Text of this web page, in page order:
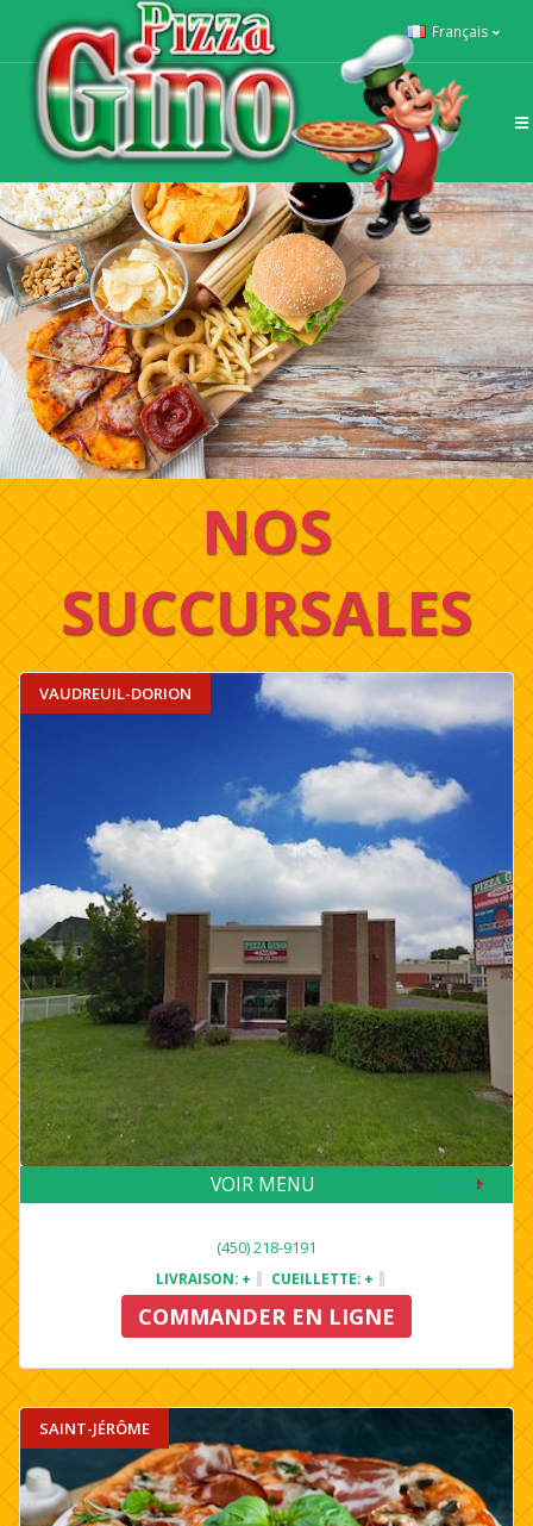
Français
NOS
SUCCURSALES
VAUDREUIL-DORION
VOIR MENU
(450) 218-9191
LIVRAISON: + CUEILLETTE: +
COMMANDER EN LIGNE
SAINT-JÉRÔME